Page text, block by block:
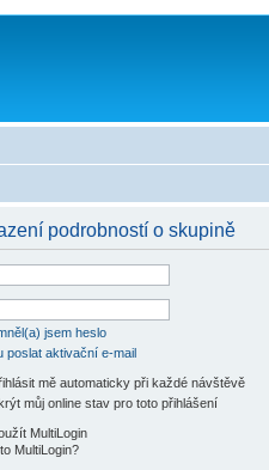
podrobností o skupině
jsem heslo
poslat aktivační e-mail
mě automaticky při každé návštěvě
můj online stav pro toto přihlášení
MultiLogin
MultiLogin?